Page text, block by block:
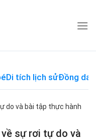
Di tích lịch sửĐồng dao
do và bài tập thực hành
sự rơi tự do và